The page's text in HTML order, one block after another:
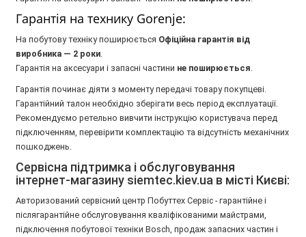
Гарантія на технику Gorenje:
На побутову техніку поширюється Oфіційна гарантія від
виробника — 2 роки
Гарантія на аксесуари і запасні частини не поширюється
Гарантія починає діяти з моменту передачі товару покупцеві.
Гарантійний талон необхідно зберігати весь період експлуатації.
Рекомендуємо ретельно вивчити інструкцію користувача перед
підключенням, перевірити комплектацію та відсутність механічних
пошкоджень.
Сервісна підтримка і обслуговування
інтернет-магазину siemtec.kiev.ua в місті Києві:
Авторизований сервісний центр Побуттех Сервіс - гарантійне і
післягарантійне обслуговування кваліфікованими майстрами,
підключення побутової техніки Bosch, продаж запасних частин і